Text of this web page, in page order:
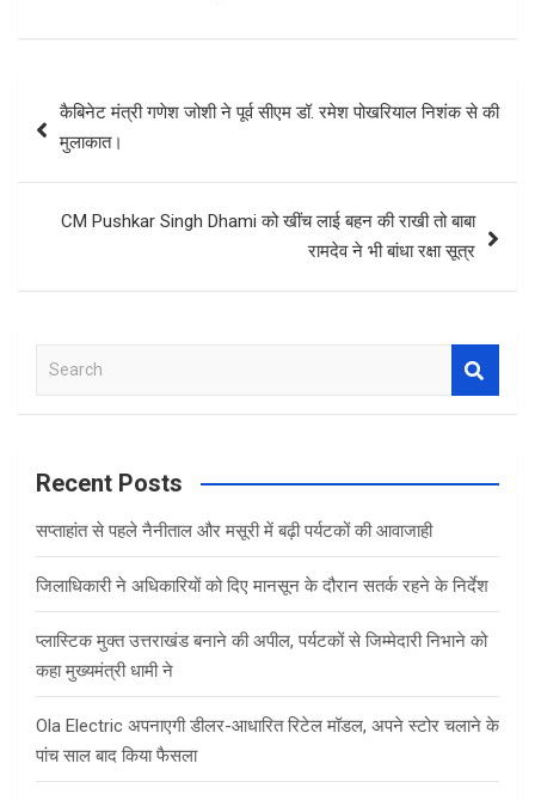
navigation
कैबिनेट मंत्री गणेश जोशी ने पूर्व सीएम डॉ. रमेश पोखरियाल निशंक से की
मुलाकात।
CM Pushkar Singh Dhami को खींच लाई बहन की राखी तो बाबा
रामदेव ने भी बांधा रक्षा सूत्र
a
c
Recent Posts
सप्ताहांत से पहले नैनीताल और मसूरी में बढ़ी पर्यटकों की आवाजाही
जिलाधिकारी ने अधिकारियों को दिए मानसून के दौरान सतर्क रहने के निर्देश
प्लास्टिक मुक्त उत्तराखंड बनाने की अपील, पर्यटकों से जिम्मेदारी निभाने को
कहा मुख्यमंत्री धामी ने
Ola Electric अपनाएगी डीलर-आधारित रिटेल मॉडल, अपने स्टोर चलाने के
पांच साल बाद किया फैसला